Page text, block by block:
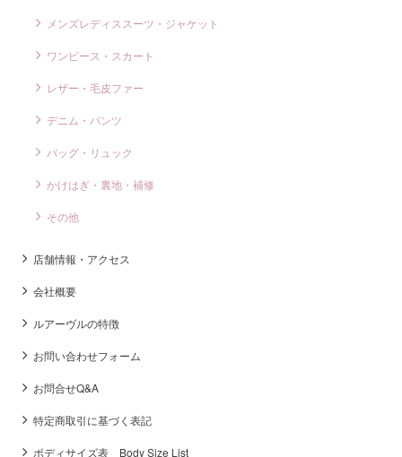
メンズレディススーツ・ジャケット
ワンピース・スカート
レザー・毛皮ファー
デニム・パンツ
バッグ・リュック
かけはぎ・裏地・補修
その他
店舗情報・アクセス
会社概要
ルアーヴルの特徴
お問い合わせフォーム
お問合せQ&A
特定商取引に基づく表記
ボディサイズ表 Body Size List